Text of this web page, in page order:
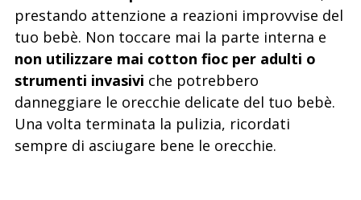
prestando attenzione a reazioni improvvise del
tuo bebè. Non toccare mai la parte interna e
non utilizzare mai cotton fioc per adulti o
strumenti invasivi che potrebbero
danneggiare le orecchie delicate del tuo bebè.
Una volta terminata la pulizia, ricordati
sempre di asciugare bene le orecchie.